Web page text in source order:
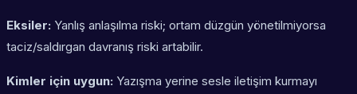
Eksiler: Yanlış anlaşılma riski; ortam düzgün yönetilmiyorsa
taciz/saldırgan davranış riski artabilir.
Kimler için uygun: Yazışma yerine sesle iletişim kurmayı